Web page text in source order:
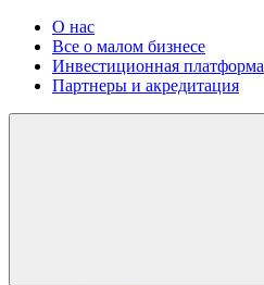
О нас
Все о малом бизнесе
Инвестиционная платформа
Партнеры и акредитация